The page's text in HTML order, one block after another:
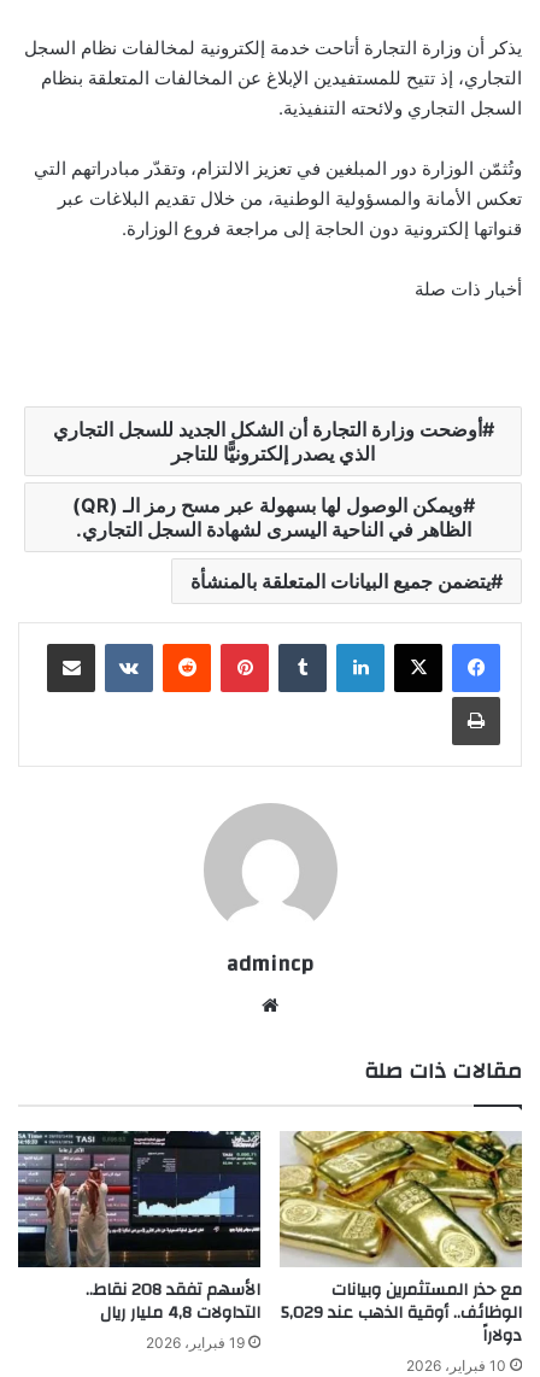
يذكر أن وزارة التجارة أتاحت خدمة إلكترونية لمخالفات نظام السجل
التجاري، إذ تتيح للمستفيدين الإبلاغ عن المخالفات المتعلقة بنظام
السجل التجاري ولائحته التنفيذية.
وتُثمّن الوزارة دور المبلغين في تعزيز الالتزام، وتقدّر مبادراتهم التي
تعكس الأمانة والمسؤولية الوطنية، من خلال تقديم البلاغات عبر
قنواتها إلكترونية دون الحاجة إلى مراجعة فروع الوزارة.
أخبار ذات صلة
أوضحت وزارة التجارة أن الشكل الجديد للسجل التجاري
الذي يصدر إلكترونيًّا للتاجر
ويمكن الوصول لها بسهولة عبر مسح رمز الـ (QR)
الظاهر في الناحية اليسرى لشهادة السجل التجاري.
يتضمن جميع البيانات المتعلقة بالمنشأة
لينكدإن بينتيريست
admincp
مقالات ذات صلة
مع حذر المستثمرين وبيانات
الوظائف.. أوقية الذهب عند 5,029
دولاراً
10 فبراير، 2026
الأسهم تفقد 208 نقاط..
التداولات 4,8 مليار ريال
19 فبراير، 2026